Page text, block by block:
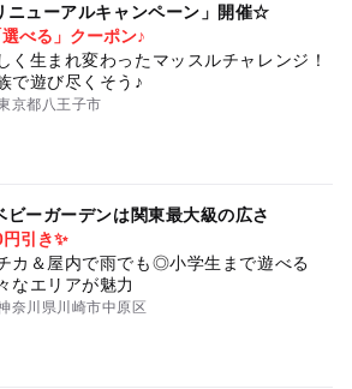
ニューアルキャンペーン」開催☆
べる」クーポン♪
く生まれ変わったマッスルチャレンジ！
で遊び尽くそう♪
京都八王子市
ーガーデンは関東最大級の広さ
引き✨
カ＆屋内で雨でも◎小学生まで遊べる
なエリアが魅力
奈川県川崎市中原区